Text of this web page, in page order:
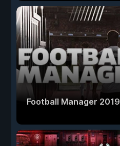
Football Manager 2019